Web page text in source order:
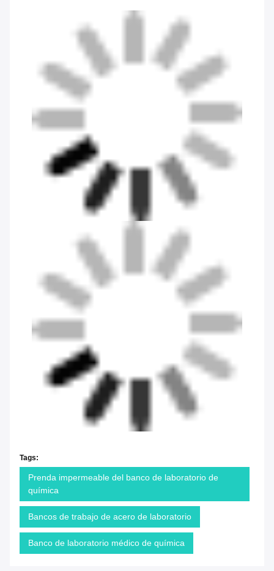
Tags:
Prenda impermeable del banco de laboratorio de
química
Bancos de trabajo de acero de laboratorio
Banco de laboratorio médico de química